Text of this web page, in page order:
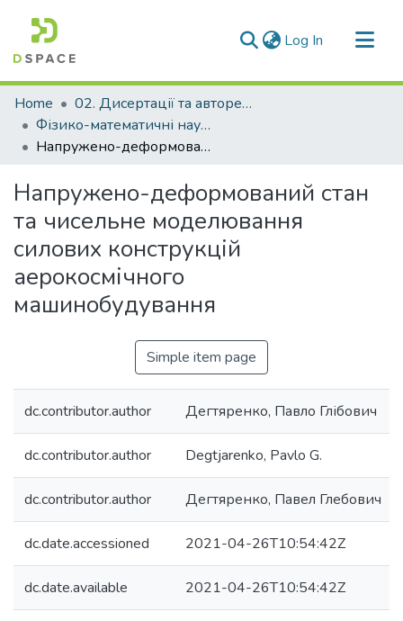
Log In (current)
Communities & Collections
All of DSpace
Statistics
Home
02. Дисертації та автореферати дисертацій
Фізико-математичні науки
Напружено-деформований стан та чисельне моделювання силових конструкцій аерокосмічного машинобудування
Напружено-деформований стан
та чисельне моделювання
силових конструкцій
аерокосмічного
машинобудування
Simple item page
dc.contributor.author Дегтяренко, Павло Глібович
dc.contributor.author Degtjarenko, Pavlo G.
dc.contributor.author Дегтяренко, Павел Глебович
dc.date.accessioned 2021-04-26T10:54:42Z
dc.date.available 2021-04-26T10:54:42Z